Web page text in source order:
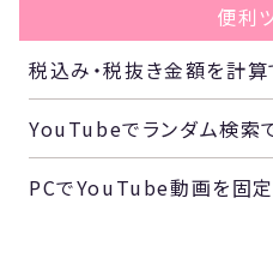
便利
税込み・税抜き金額を計算
YouTubeでランダム検索
PCでYouTube動画を固定